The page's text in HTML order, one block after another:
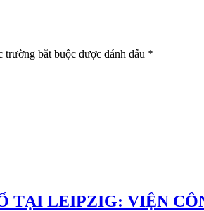
bắt buộc được đánh dấu *
TẠI LEIPZIG: VIỆN